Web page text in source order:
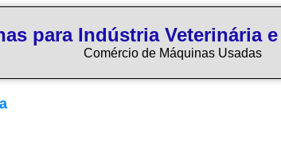
para Indústria Veterinária
Comércio de Máquinas Usadas